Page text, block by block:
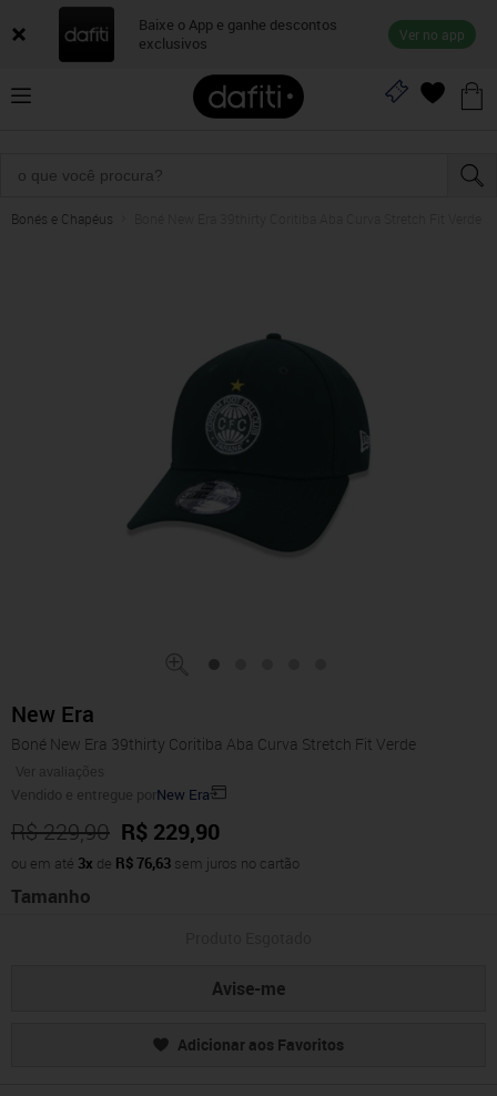
Baixe o App e ganhe descontos
exclusivos
Ver no app
Bonés e Chapéus
New Era
Boné New Era 39thirty Coritiba Aba Curva Stretch Fit Verde
Ver avaliações
Vendido e entregue porNew Era
R$ 229,90 R$ 229,90
ou em até 3x de R$ 76,63 sem juros no cartão
Tamanho
Avise-me
Adicionar aos Favoritos